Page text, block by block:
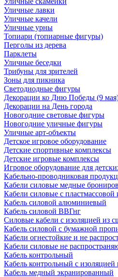
Уличные лавки
Уличные качели
Уличные урны
Топиари (топиарные фигуры)
Перголы из дерева
Парклеты
Уличные беседки
Трибуны для зрителей
Зоны для пикника
Светодиодные фигуры
Декорации ко Дню Победы (9
Декорации на День города
Новогодние световые фигуры
Новогодние уличные фигуры
Уличные арт-объекты
Детское игровое оборудование
Детские спортивные комплексы
Детские игровые комплексы
Игровое оборудование для
Кабельно-проводниковая
Кабели силовые медные
Кабели силовые с пластмассовой
Кабель силовой алюминиевый
Кабель силовой ВВГнг
Силовые кабели с изоляцией из
Кабель силовой с бумажной
Кабели огнестойкие и не
Кабели силовые не
Кабель контрольный
Кабель контрольный с
Кабель медный экранированный